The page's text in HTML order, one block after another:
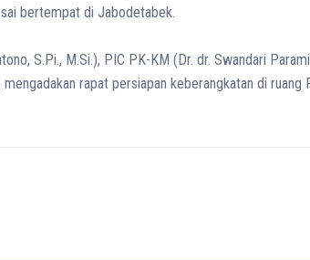
bertempat di Jabodetabek.
S.Pi., M.Si.), PIC PK-KM (Dr. dr. Swandari
rapat persiapan keberangkatan di ruang